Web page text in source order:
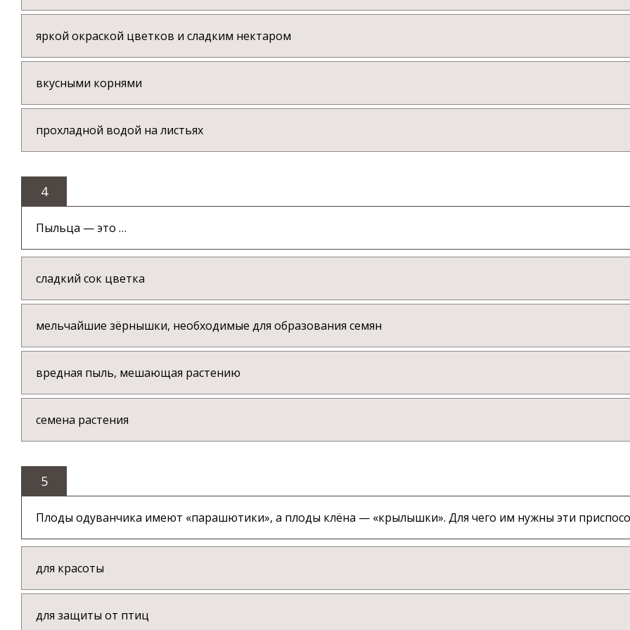
яркой окраской цветков и сладким нектаром
вкусными корнями
прохладной водой на листьях
4
Пыльца — это …
сладкий сок цветка
мельчайшие зёрнышки, необходимые для образования семян
вредная пыль, мешающая растению
семена растения
5
Плоды одуванчика имеют «парашютики», а плоды клёна — «крылышки». Для чего им нужны эти
для красоты
для защиты от птиц